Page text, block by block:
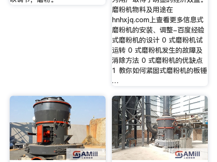
磨粉机物料及用途在
hnhxjq.com上查看更多信息式
磨粉机的安装、调整-百度经验
式磨粉机的设计 0 式磨粉机试
运转 0 式磨粉机发生的故障及
消除方法 0 式磨粉机的优缺点
1 教你如何紧固式磨粉机的板锤
…